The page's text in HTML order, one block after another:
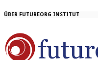
ÜBER FUTUREORG INSTITUT